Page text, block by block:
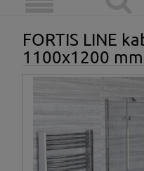
FORTIS LINE
1100x1200